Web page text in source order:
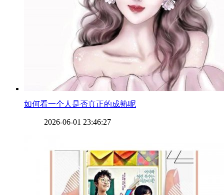
​如何看一个人是否真正的成熟呢
2026-06-01 23:46:27